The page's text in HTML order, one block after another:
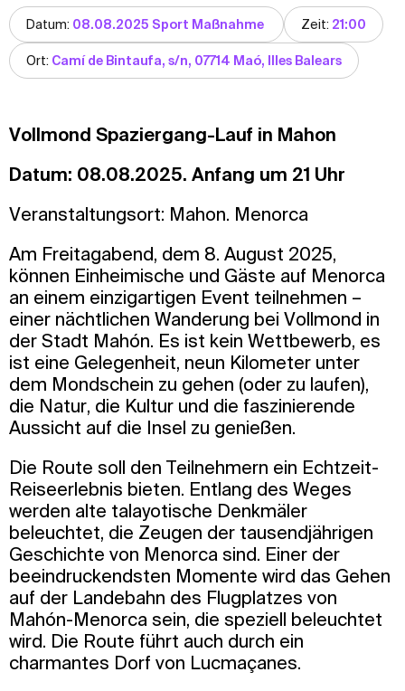
Datum: 08.08.2025 Sport Maßnahme Zeit: 21:00
Ort: Camí de Bintaufa, s/n, 07714 Maó, Illes Balears
Vollmond Spaziergang-Lauf in Mahon
Datum: 08.08.2025. Anfang um 21 Uhr
Veranstaltungsort: Mahon. Menorca
Am Freitagabend, dem 8. August 2025,
können Einheimische und Gäste auf Menorca
an einem einzigartigen Event teilnehmen –
einer nächtlichen Wanderung bei Vollmond in
der Stadt Mahón. Es ist kein Wettbewerb, es
ist eine Gelegenheit, neun Kilometer unter
dem Mondschein zu gehen (oder zu laufen),
die Natur, die Kultur und die faszinierende
Aussicht auf die Insel zu genießen.
Die Route soll den Teilnehmern ein Echtzeit-
Reiseerlebnis bieten. Entlang des Weges
werden alte talayotische Denkmäler
beleuchtet, die Zeugen der tausendjährigen
Geschichte von Menorca sind. Einer der
beeindruckendsten Momente wird das Gehen
auf der Landebahn des Flugplatzes von
Mahón-Menorca sein, die speziell beleuchtet
wird. Die Route führt auch durch ein
charmantes Dorf von Lucmaçanes.